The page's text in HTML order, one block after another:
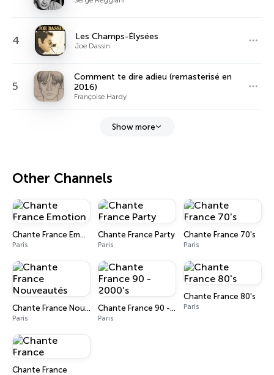
4 Les Champs-Élysées
Joe Dassin
5
Comment te dire adieu (remasterisé en
2016)
Françoise Hardy
Show more
Other Channels
Chante France Emotion
Paris
Chante France Party
Paris
Chante France 70's
Paris
Chante France Nouveautés
Paris
Chante France 90 - 2000's
Paris
Chante France 80's
Paris
Chante France